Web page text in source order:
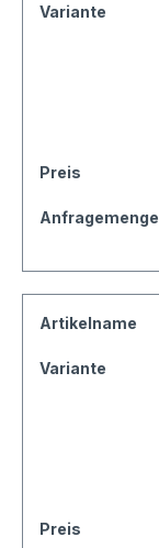
Variante
Preis
Anfragemenge
Artikelname
Variante
Preis